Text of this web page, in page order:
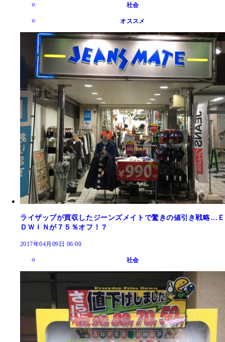
社会
オススメ
ライザップが買収したジーンズメイトで驚きの値引き戦略…Ｅ
ＤＷＩＮが７５％オフ！？
2017年04月09日 06:00
社会